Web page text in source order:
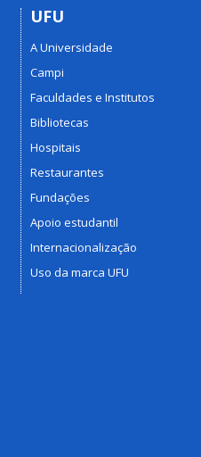
UFU
A Universidade
Campi
Faculdades e Institutos
Bibliotecas
Hospitais
Restaurantes
Fundações
Apoio estudantil
Internacionalização
Uso da marca UFU